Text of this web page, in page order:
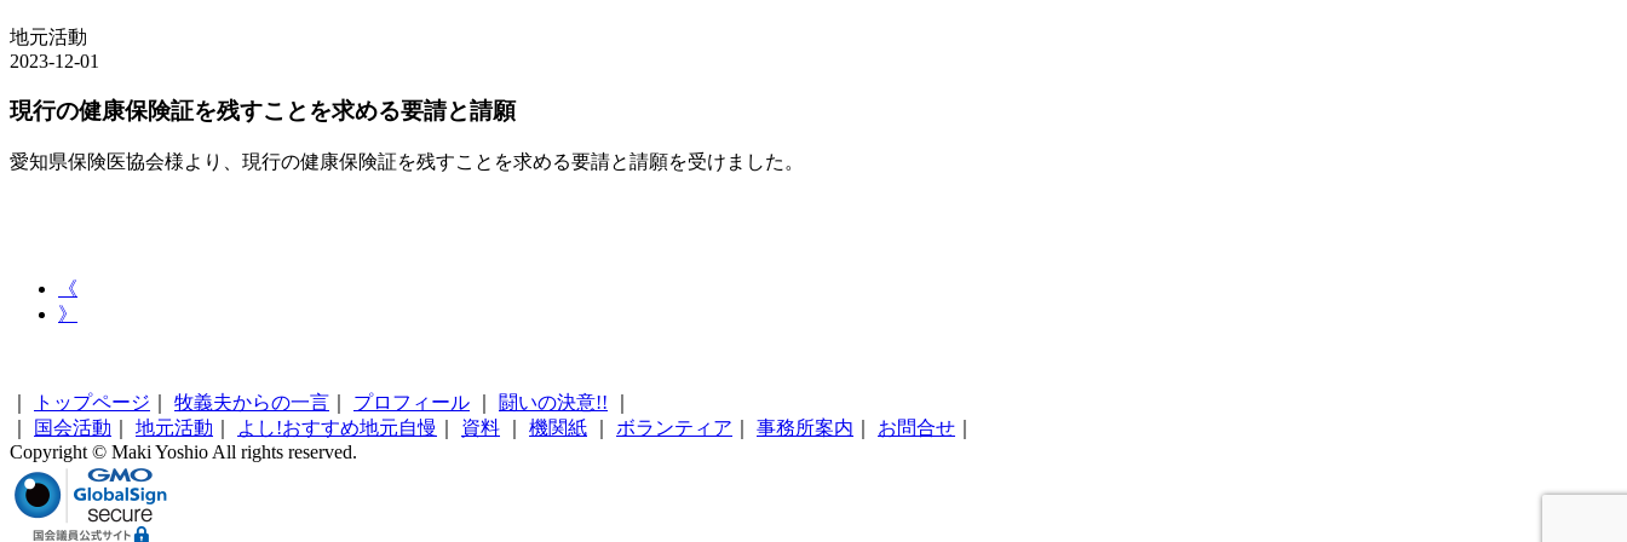
地元活動
2023-12-01
現行の健康保険証を残すことを求める要請と請願
愛知県保険医協会様より、現行の健康保険証を残すことを求める要請と請願を受けました。
《
》
トップページ 牧義夫からの一言 プロフィール 闘いの決意!!
国会活動 地元活動 よし!おすすめ地元自慢 資料 機関紙 ボランティア 事務所案内 お問合せ
Copyright © Maki Yoshio All rights reserved.